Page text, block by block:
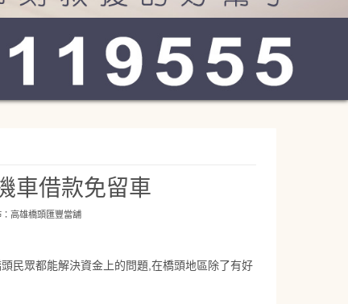
車借款免留車
高雄橋頭匯豐當舖
民眾都能解決資金上的問題,在橋頭地區除了有好